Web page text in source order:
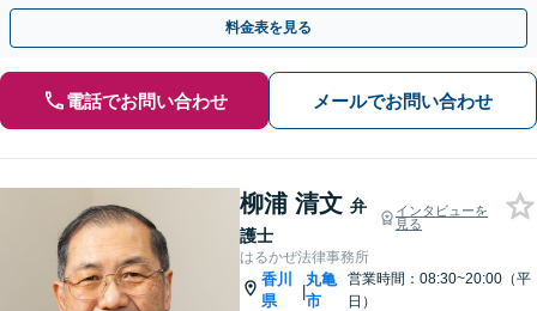
ト！【夜間・休日面談可】【完全個室】【片原町駅5分】
料金表を見る
電話でお問い合わせ メールでお問い合わせ
柳浦 清文 弁
護士
インタビューを
見る
はるかぜ法律事務所
香川
県
|
丸亀
市
営業時間：08:30~20:00（平
日）